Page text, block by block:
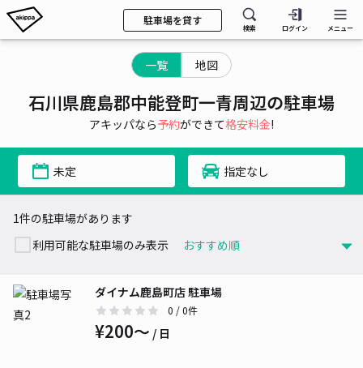
駐車場を貸す
検索 ログイン メニュー
一覧 地図
石川県鹿島郡中能登町一青周辺の駐車場
アキッパなら予約ができて格安料金!
未定 指定なし
1件の駐車場があります
利用可能な駐車場のみ表示
ダイナム鹿島町店 駐車場
0 / 0件
¥200〜 / 日